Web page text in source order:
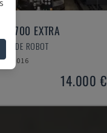
R2700 EXTRA
DE ROBOT
2016
14.000 €